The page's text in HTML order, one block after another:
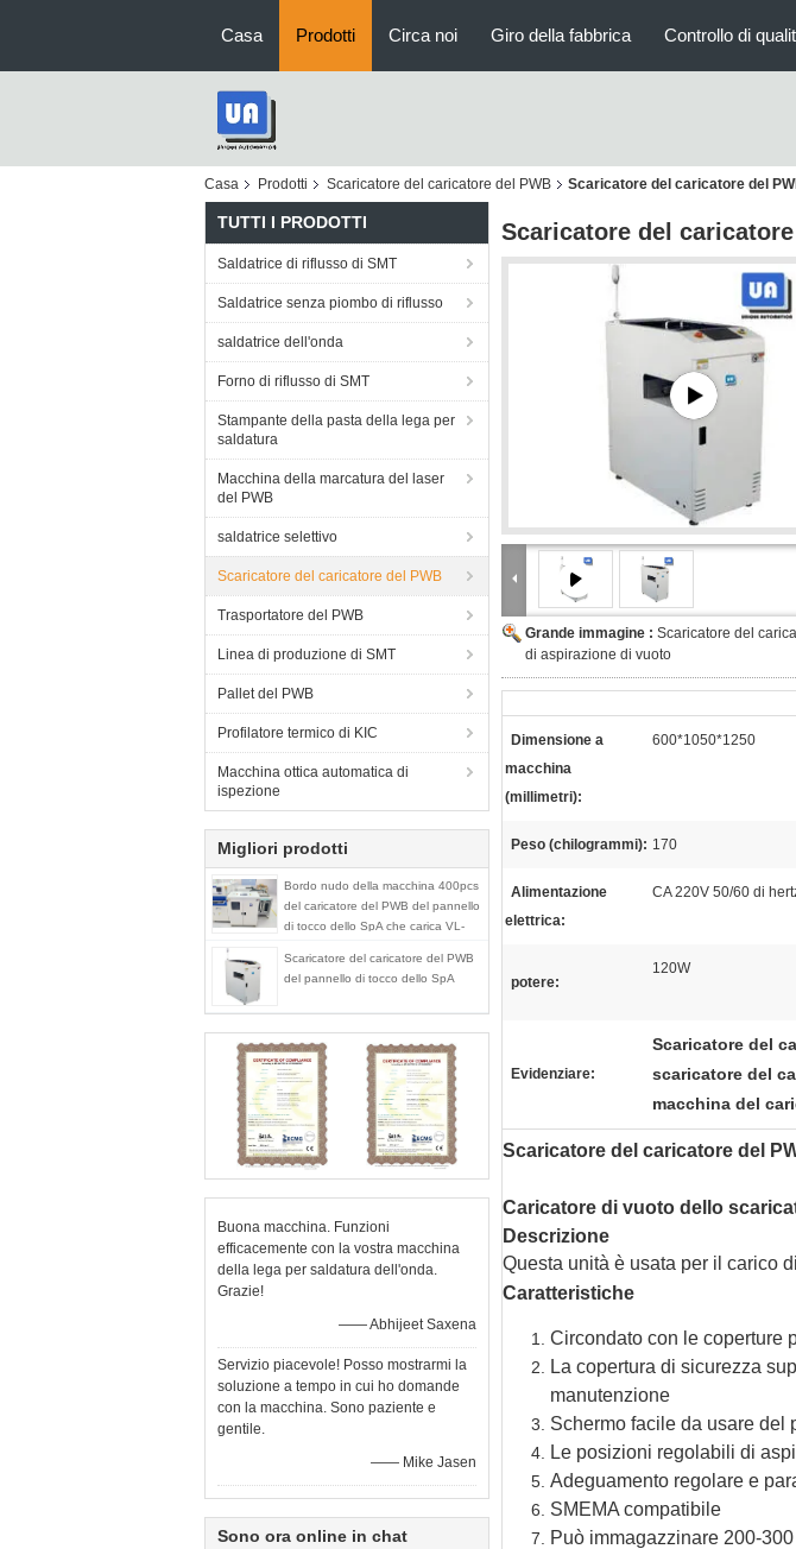
Casa Prodotti Circa noi Giro della fabbrica Controllo di
Casa Prodotti Scaricatore del caricatore del PWB Scaricatore del caricatore del
TUTTI I PRODOTTI
Saldatrice di riflusso di SMT
Saldatrice senza piombo di riflusso
saldatrice dell'onda
Forno di riflusso di SMT
Stampante della pasta della lega per
saldatura
Macchina della marcatura del laser
del PWB
saldatrice selettivo
Scaricatore del caricatore del PWB
Trasportatore del PWB
Linea di produzione di SMT
Pallet del PWB
Profilatore termico di KIC
Macchina ottica automatica di
ispezione
Migliori prodotti
Bordo nudo della macchina 400pcs
del caricatore del PWB del pannello
di tocco dello SpA che carica VL-
Scaricatore del caricatore del PWB
del pannello di tocco dello SpA
Buona macchina. Funzioni
efficacemente con la vostra macchina
della lega per saldatura dell'onda.
Grazie!
—— Abhijeet Saxena
Servizio piacevole! Posso mostrarmi la
soluzione a tempo in cui ho domande
con la macchina. Sono paziente e
gentile.
—— Mike Jasen
Sono ora online in chat
Scaricatore del
Grande immagine : Scaricatore del
di aspirazione di vuoto
Dimensione a
macchina
(millimetri):
600*1050*1250
Peso (chilogrammi): 170
Alimentazione
elettrica:
CA 220V 50/60 di
potere:
120W
Evidenziare:
Scaricatore del
scaricatore del
macchina del
Scaricatore del caricatore del
Caricatore di vuoto dello
Descrizione
Questa unità è usata per il carico
Caratteristiche
Circondato con le coperture
La copertura di sicurezza
manutenzione
Schermo facile da usare del
Le posizioni regolabili di
Adeguamento regolare e
SMEMA compatibile
Può immagazzinare 200-